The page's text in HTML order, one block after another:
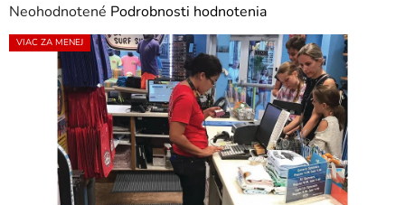
Priemerné
hodnotenie
produktu
hviezdičiek.
Neohodnotené Podrobnosti hodnotenia
VIAC ZA MENEJ